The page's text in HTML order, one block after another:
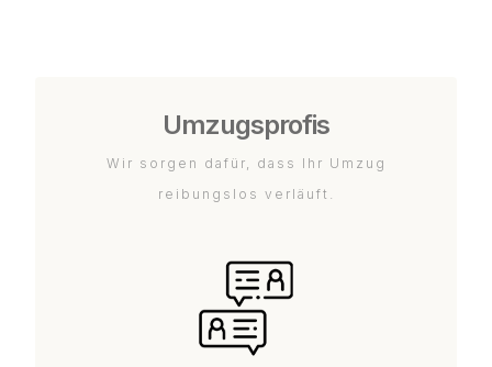
Umzugsprofis
Wir sorgen dafür, dass Ihr Umzug
reibungslos verläuft.